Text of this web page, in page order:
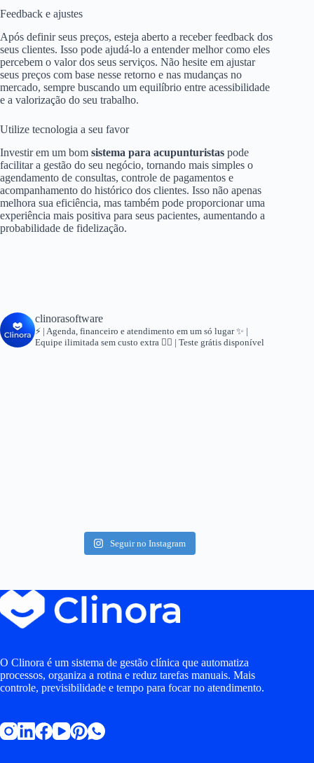
Feedback e ajustes
Após definir seus preços, esteja aberto a receber feedback dos
seus clientes. Isso pode ajudá-lo a entender melhor como eles
percebem o valor dos seus serviços. Não hesite em ajustar
seus preços com base nesse retorno e nas mudanças no
mercado, sempre buscando um equilíbrio entre acessibilidade
e a valorização do seu trabalho.
Utilize tecnologia a seu favor
Investir em um bom sistema para acupunturistas pode
facilitar a gestão do seu negócio, tornando mais simples o
agendamento de consultas, controle de pagamentos e
acompanhamento do histórico dos clientes. Isso não apenas
melhora sua eficiência, mas também pode proporcionar uma
experiência mais positiva para seus pacientes, aumentando a
probabilidade de fidelização.
clinorasoftware
⚡ | Agenda, financeiro e atendimento em um só lugar✨ |
Equipe ilimitada sem custo extra 👇🏻 | Teste grátis disponível
Seguir no Instagram
O Clinora é um sistema de gestão clínica que automatiza
processos, organiza a rotina e reduz tarefas manuais. Mais
controle, previsibilidade e tempo para focar no atendimento.